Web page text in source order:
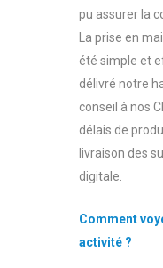
pu assurer la
La prise en
été simple et
délivré notre
conseil à nos
délais de
livraison des
digitale.
Comment
activité ?